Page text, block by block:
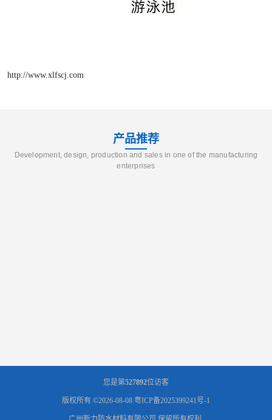
http://www.xlfscj.com
产品推荐
Development, design, production and sales in one of the manufacturing
enterprises
您是第527892位访客
版权所有 ©2026-08-08 粤ICP备2025399241号-1